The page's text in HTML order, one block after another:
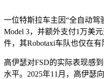
亚马逊“借道”ChatGPT引流
一位特斯拉车主因“全自动驾
Model 3，并额外支付1万美
件，其Robotaxi车队也仅在有
高伊瑟对FSD的实际表现感
水平。2025年11月，高伊瑟